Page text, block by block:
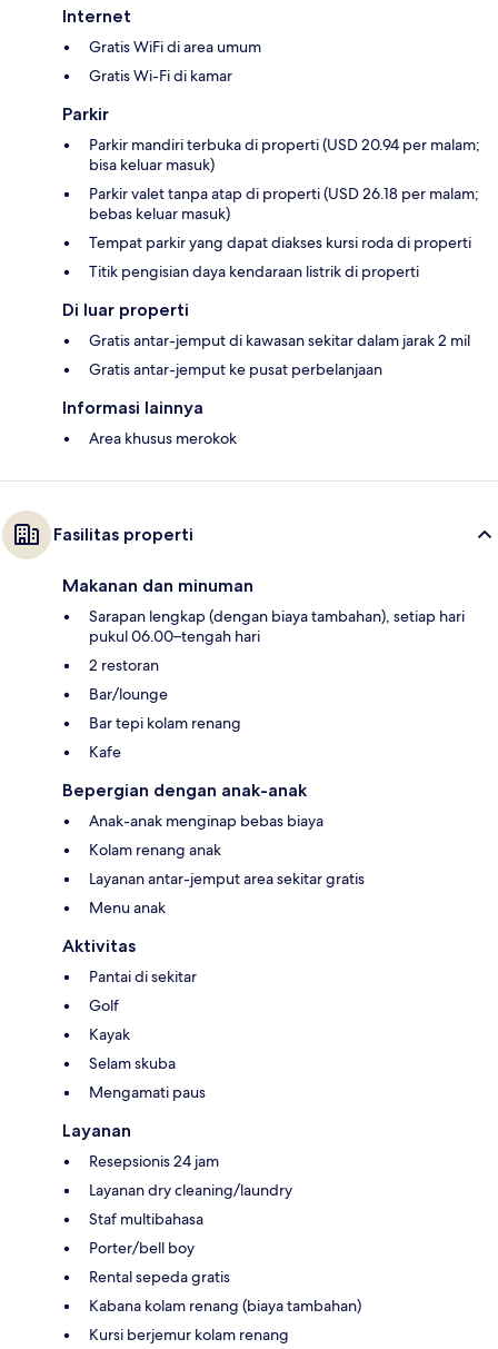
Internet
Gratis WiFi di area umum
Gratis Wi-Fi di kamar
Parkir
Parkir mandiri terbuka di properti (USD 20.94 per malam;
bisa keluar masuk)
Parkir valet tanpa atap di properti (USD 26.18 per malam;
bebas keluar masuk)
Tempat parkir yang dapat diakses kursi roda di properti
Titik pengisian daya kendaraan listrik di properti
Di luar properti
Gratis antar-jemput di kawasan sekitar dalam jarak 2 mil
Gratis antar-jemput ke pusat perbelanjaan
Informasi lainnya
Area khusus merokok
Fasilitas properti
Makanan dan minuman
Sarapan lengkap (dengan biaya tambahan), setiap hari
pukul 06.00–tengah hari
2 restoran
Bar/lounge
Bar tepi kolam renang
Kafe
Bepergian dengan anak-anak
Anak-anak menginap bebas biaya
Kolam renang anak
Layanan antar-jemput area sekitar gratis
Menu anak
Aktivitas
Pantai di sekitar
Golf
Kayak
Selam skuba
Mengamati paus
Layanan
Resepsionis 24 jam
Layanan dry cleaning/laundry
Staf multibahasa
Porter/bell boy
Rental sepeda gratis
Kabana kolam renang (biaya tambahan)
Kursi berjemur kolam renang